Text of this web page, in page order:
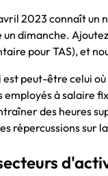
2023 connaît un
dimanche.
pour TAS), et
est peut-être celui
employés à salaire
des heures
répercussions sur